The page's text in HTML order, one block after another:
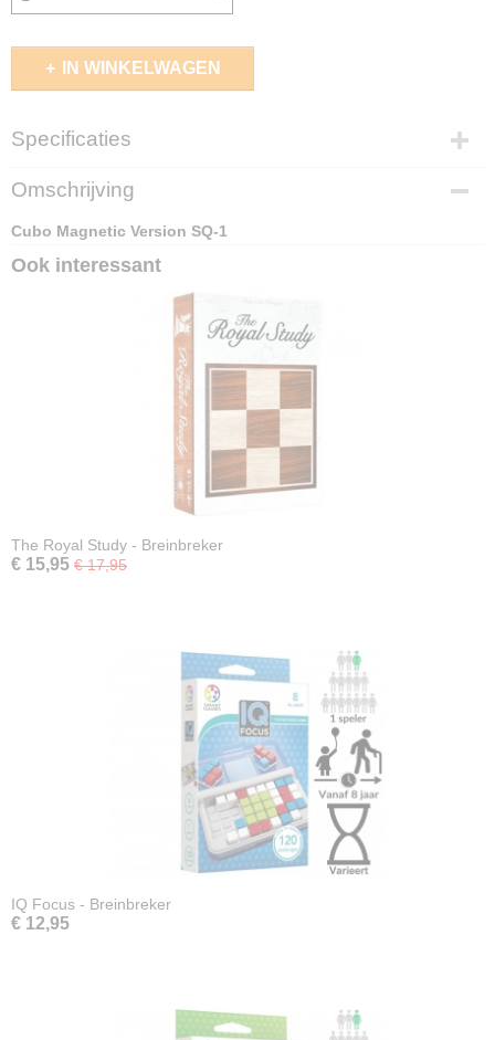
IN WINKELWAGEN
Specificaties
EAN code
6970774553498
Omschrijving
Cubo Magnetic Version SQ-1
Ook interessant
The Royal Study - Breinbreker
€ 15,95 € 17,95
IQ Focus - Breinbreker
€ 12,95